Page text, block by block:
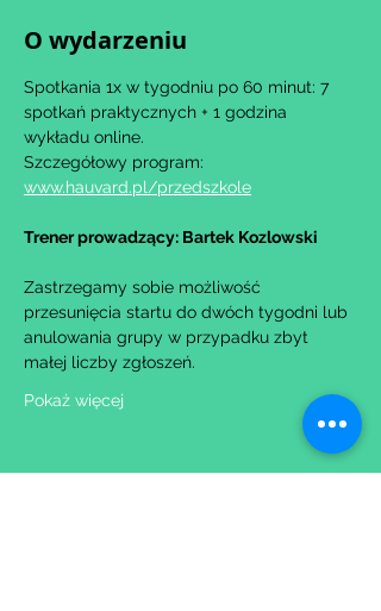
O wydarzeniu
Spotkania 1x w tygodniu po 60 minut: 7
spotkań praktycznych + 1 godzina
wykładu online.
Szczegółowy program:
www.hauvard.pl/przedszkole
Trener prowadzący: Bartek Kozlowski
Zastrzegamy sobie możliwość
przesunięcia startu do dwóch tygodni lub
anulowania grupy w przypadku zbyt
małej liczby zgłoszeń.
Pokaż więcej